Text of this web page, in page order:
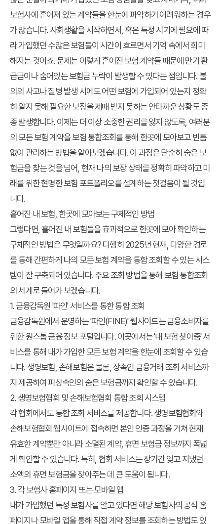
보험사에 흩어져 있는 계약들을 한눈에 파악하기 어려워하는 경우
가 많습니다. 사회생활을 시작하면서, 혹은 특정 시기에 필요에 따
라 가입했던 수많은 보험들이 시간이 흐르면서 기억 속에서 희미
해지는 것이죠. 문제는 이렇게 흩어진 보험 계약들 때문에 만기 환
급금이나 숨어있는보험금 누락이 발생할 수 있다는 점입니다. 불
의의 사고나 질병 발생 시에도 어떤 보험에 가입되어 있는지 정확
히 알지 못해 필요한 보장을 제때 받지 못하는 안타까운 상황도 종
종 발생합니다. 이제는 더 이상 소중한 권리를 잃지 않도록, 여러분
의 모든 보험 계약을보험 통합조회를 통해 한곳에 모아보고 빈틈
없이 관리하는 방법을 알아보겠습니다. 이 과정은 단순히 숨은 보
험금을 찾는 것을 넘어, 현재 나의 보장 상태를 정확히 파악하고 미
래를 위한 현명한 보험 포트폴리오를 설계하는 첫걸음이 될 것입
니다.
흩어진 내 보험, 한곳에 모아보는 구체적인 방법
그렇다면, 흩어진 내 보험들을 효과적으로 한곳에 모아 확인하는
구체적인 방법은 무엇일까요? 다행히 2025년 현재, 다양한 경로
를 통해 간편하게 나의 모든 보험 계약을 통합 조회할 수 있는 시스
템이 잘 구축되어 있습니다. 주요 조회 방법을 통해 보험 통합조회
의 세계로 들어가 보겠습니다.
1. 금융감독원 '파인' 서비스를 통한 통합 조회
금융감독원에서 운영하는 '파인(FINE)' 웹사이트는 금융소비자를
위한 원스톱 금융 정보 포털입니다. 이곳에서는 '내 보험 찾아줌' 서
비스를 통해 내가 가입한 모든 보험 계약을 한눈에 조회할 수 있습
니다. 생명보험, 손해보험은 물론, 상속인 금융거래 조회 서비스까
지 제공하여 피상속인의 숨은 보험금까지 확인할 수 있습니다.
2. 생명보험협회 및 손해보험협회 통합 조회 시스템
각 협회에서도 통합 조회 서비스를 제공합니다. 생명보험협회와
손해보험협회 웹사이트에 접속하면 본인 인증 과정을 거쳐 현재
유효한 계약뿐만 아니라 소멸된 계약, 휴면 보험금 정보까지 폭넓
게 확인할 수 있습니다. 특히, 협회 서비스는 장기간 잊고 지냈던
소액의 휴면 보험금을 찾아주는 데 큰 도움이 됩니다.
3. 각 보험사 홈페이지 또는 모바일 앱
내가 가입했던 특정 보험사를 알고 있다면 해당 보험사의 공식 홈
페이지나 모바일 앱을 통해 직접 계약 정보를 조회하는 방법도 있